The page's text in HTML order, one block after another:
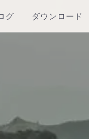
グ ダウンロード